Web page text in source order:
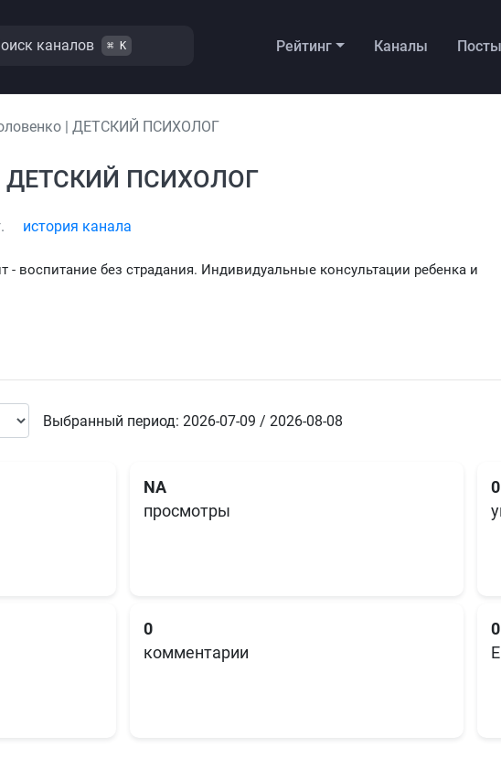
каналов ⌘ K Рейтинг Каналы Посты
| ДЕТСКИЙ ПСИХОЛОГ
ДЕТСКИЙ ПСИХОЛОГ
история канала
воспитание без страдания. Индивидуальные консультации ребенка и
Выбранный период: 2026-07-09 / 2026-08-08
NA
просмотры
0
0
комментарии
0